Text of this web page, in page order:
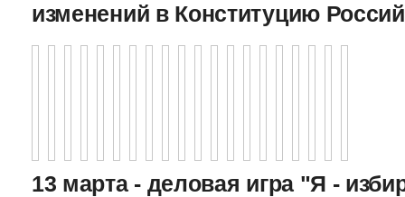
изменений в Конституцию
13 марта - деловая игра "Я -